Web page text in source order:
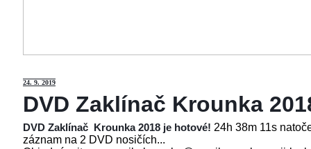
24. 9. 2019
DVD Zaklínač Krounka
DVD Zaklínač Krounka 2018 je hotové! 24h 38m 11s
záznam na 2 DVD nosičích...